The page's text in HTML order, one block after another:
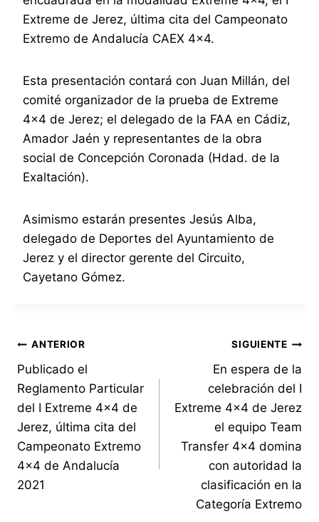
Extreme de Jerez, última cita del Campeonato
Extremo de Andalucía CAEX 4×4.
Esta presentación contará con Juan Millán, del
comité organizador de la prueba de Extreme
4×4 de Jerez; el delegado de la FAA en Cádiz,
Amador Jaén y representantes de la obra
social de Concepción Coronada (Hdad. de la
Exaltación).
Asimismo estarán presentes Jesús Alba,
delegado de Deportes del Ayuntamiento de
Jerez y el director gerente del Circuito,
Cayetano Gómez.
Navegación
de
entradas
ANTERIOR
Publicado el
Reglamento Particular
del I Extreme 4×4 de
Jerez, última cita del
Campeonato Extremo
4×4 de Andalucía
2021
SIGUIENTE
En espera de la
celebración del I
Extreme 4×4 de Jerez
el equipo Team
Transfer 4×4 domina
con autoridad la
clasificación en la
Categoría Extremo